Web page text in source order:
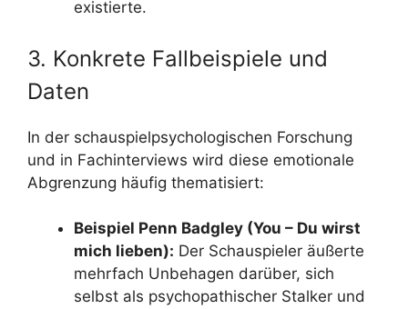
existierte.
3. Konkrete Fallbeispiele und
Daten
In der schauspielpsychologischen Forschung
und in Fachinterviews wird diese emotionale
Abgrenzung häufig thematisiert:
Beispiel Penn Badgley (You – Du wirst
mich lieben): Der Schauspieler äußerte
mehrfach Unbehagen darüber, sich
selbst als psychopathischer Stalker und